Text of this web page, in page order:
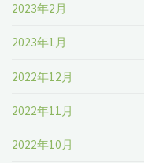
2023年2月
2023年1月
2022年12月
2022年11月
2022年10月